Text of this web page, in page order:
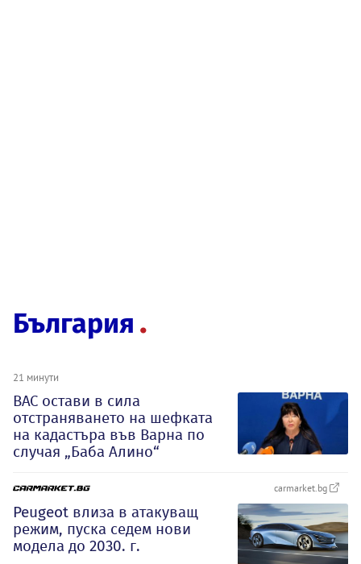
България
21 минути
ВАС остави в сила
отстраняването на шефката
на кадастъра във Варна по
случая „Баба Алино“
carmarket.bg
Peugeot влиза в атакуващ
режим, пуска седем нови
модела до 2030. г.